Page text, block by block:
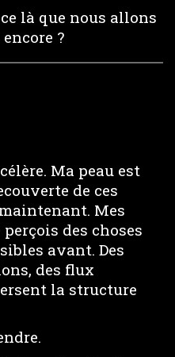
ce là que nous allons
?
Ma peau est
de ces
Mes
des choses
avant. Des
des flux
la structure